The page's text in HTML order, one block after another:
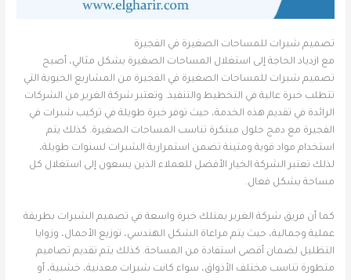
تصميم شبرات للمساحات الصغيرة في الفجيرة
مع ازدياد الحاجة إلى استغلال المساحات الصغيرة بشكل مثالي، أصبح
تصميم شبرات للمساحات الصغيرة في الفجيرة من المشاريع الحيوية التي
تتطلب خبرة عالية في التخطيط والتنفيذ. وتعتبر شركة الغرير من الشركات
الرائدة في تقديم هذه الخدمة، حيث توفر خبرة طويلة في تركيب شبرات في
الفجيرة مع دمج حلول مبتكرة تناسب المساحات الصغيرة. كذلك يتم
استخدام مواد قوية ومتينة تضمن استمرارية الشبرات لسنوات طويلة،
لذلك تعتبر الشركة الخيار الأفضل للعملاء الذين يسعون إلى استغلال كل
مساحة بشكل فعال.
كما أن فريق شركة الغرير يمتلك خبرة واسعة في تصميم الشبرات بطريقة
عملية وجمالية، حيث يتم مراعاة الشكل الهندسي، توزيع الأحمال، وزوايا
التظليل لضمان أقصى استفادة من المساحة. كذلك يتم تقديم تصاميم
متطورة تناسب مختلف الأذواق، سواء كانت شبرات معدنية، خشبية، أو